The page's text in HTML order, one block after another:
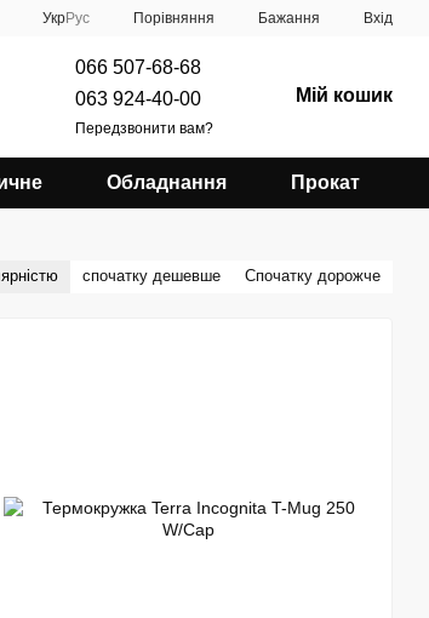
УкрРус Порівняння Бажання Вхід
066 507-68-68
063 924-40-00
Передзвонити вам?
Мій кошик
Обладнання Прокат
спочатку дешевше Спочатку дорожче